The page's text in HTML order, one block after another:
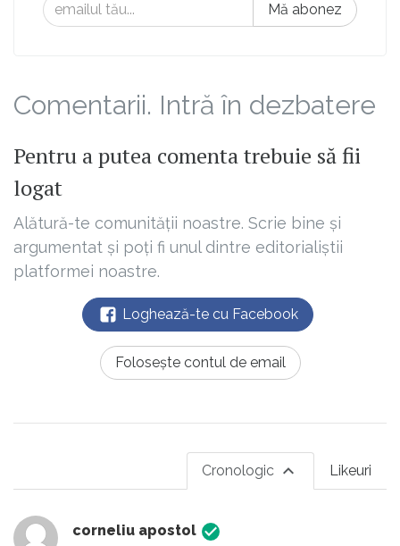
Mă abonez
Comentarii. Intră în dezbatere
Pentru a putea comenta trebuie să fii
logat
Alătură-te comunității noastre. Scrie bine și
argumentat și poți fi unul dintre editorialiștii
platformei noastre.
Loghează-te cu Facebook
Folosește contul de email
Likeuri
Cronologic
corneliu apostol